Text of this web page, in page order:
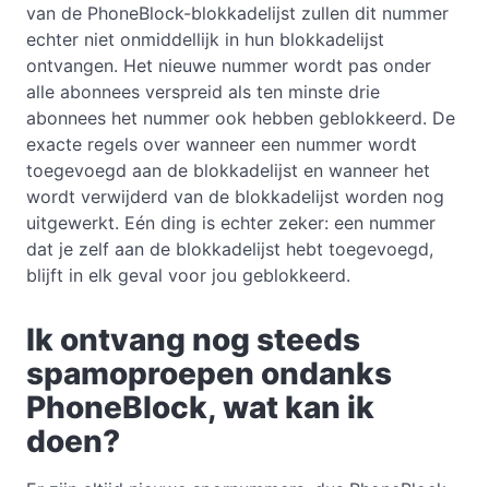
van de PhoneBlock-blokkadelijst zullen dit nummer
echter niet onmiddellijk in hun blokkadelijst
ontvangen. Het nieuwe nummer wordt pas onder
alle abonnees verspreid als ten minste drie
abonnees het nummer ook hebben geblokkeerd. De
exacte regels over wanneer een nummer wordt
toegevoegd aan de blokkadelijst en wanneer het
wordt verwijderd van de blokkadelijst worden nog
uitgewerkt. Eén ding is echter zeker: een nummer
dat je zelf aan de blokkadelijst hebt toegevoegd,
blijft in elk geval voor jou geblokkeerd.
Ik ontvang nog steeds
spamoproepen ondanks
PhoneBlock, wat kan ik
doen?